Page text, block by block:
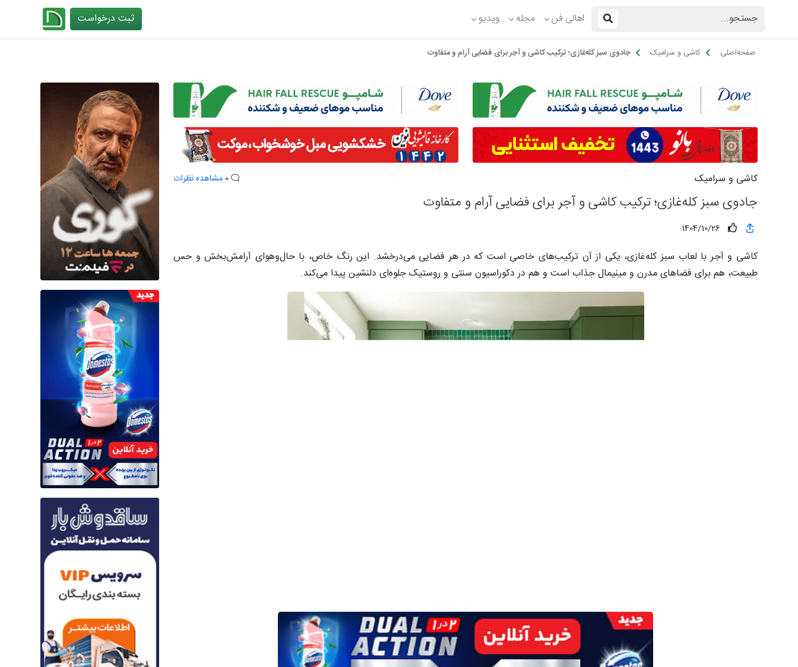
اهالی فن مجله ویدیو ثبت درخواست
صفحه‌اصلی کاشی و سرامیک جادوی سبز کله‌غازی؛ ترکیب کاشی و آجر برای فضایی آرام و متفاوت
کاشی و سرامیک مشاهده نظرات
جادوی سبز کله‌غازی؛ ترکیب کاشی و آجر برای فضایی آرام و متفاوت
1404/10/26
کاشی و آجر با لعاب سبز کله‌غازی، یکی از آن ترکیب‌های خاصی است که در هر فضایی می‌درخشد. این رنگ خاص، با حال‌وهوای آرامش‌بخش و حس
طبیعت، هم برای فضاهای مدرن و مینیمال جذاب است و هم در دکوراسیون سنتی و روستیک جلوه‌ای دلنشین پیدا می‌کند.